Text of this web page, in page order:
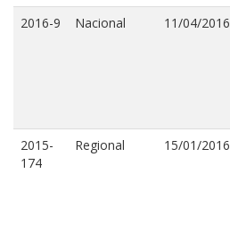
2016-9 Nacional 11/04/2016
2015-
174
Regional 15/01/2016